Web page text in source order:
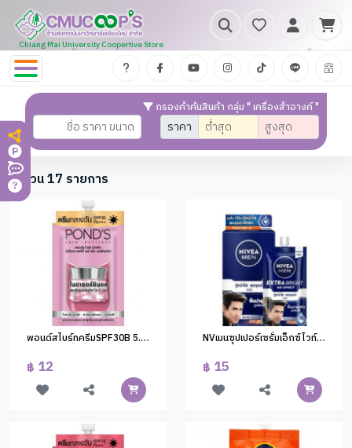
Chiang Mai University Coopertive Store
กรองคำค้นสินค้า กลุ่ม " เครื่องสำอางค์ "
ราคา
จำนวน 17 รายการ
พอนด์สไบร์ทครีมSPF30B 5.5ก
฿ 12
NVเมนซุปเปอร์เซรั่มเอ็กซ์ไวท์ 8มล.(1*6)#98776
฿ 15